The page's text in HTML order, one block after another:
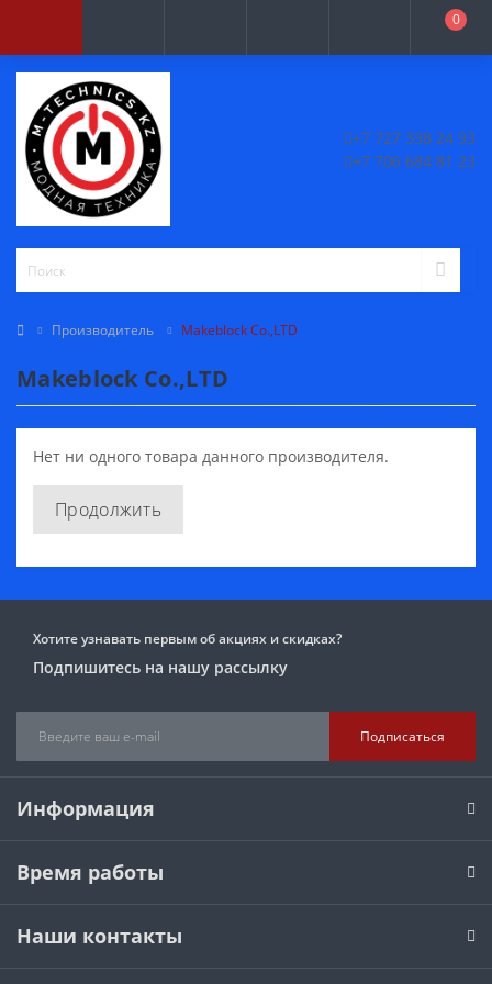
0
+7 727 338 24 93
+7 706 684 81 23
Производитель Makeblock Co.,LTD
Makeblock Co.,LTD
Нет ни одного товара данного производителя.
Продолжить
Хотите узнавать первым об акциях и скидках?
Подпишитесь на нашу рассылку
Подписаться
Информация
Время работы
Наши контакты